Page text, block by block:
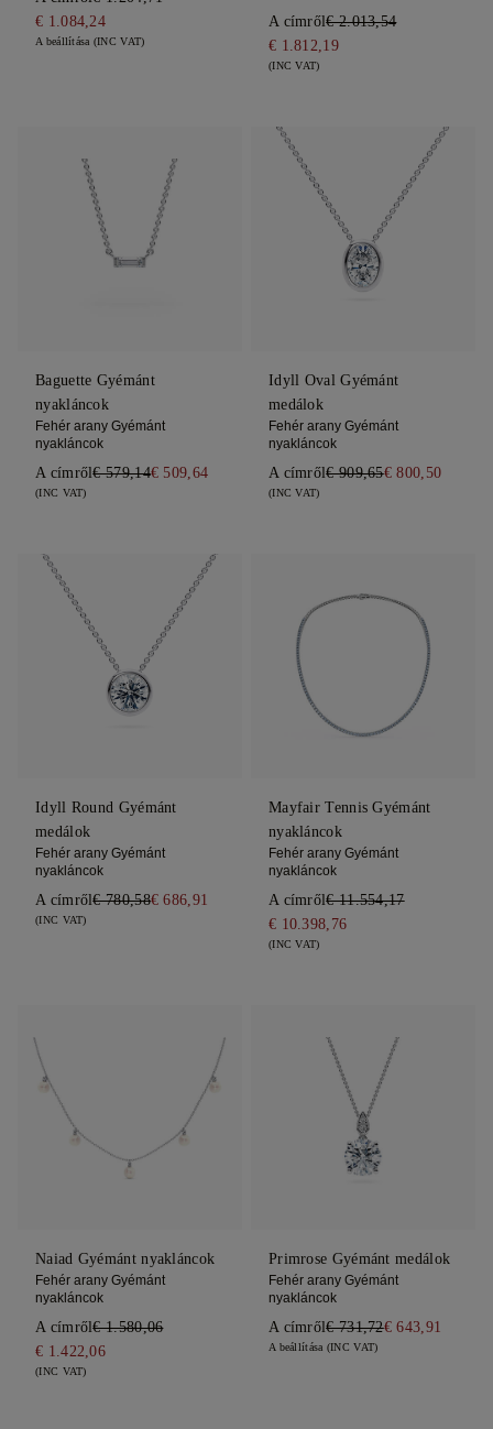
€ 1.084,24
A beállítása (INC VAT)
A címről€ 2.013,54
€ 1.812,19
(INC VAT)
Baguette Gyémánt
nyakláncok
Fehér arany Gyémánt
nyakláncok
A címről€ 579,14€ 509,64
(INC VAT)
Idyll Oval Gyémánt
medálok
Fehér arany Gyémánt
nyakláncok
A címről€ 909,65€ 800,50
(INC VAT)
Idyll Round Gyémánt
medálok
Fehér arany Gyémánt
nyakláncok
A címről€ 780,58€ 686,91
(INC VAT)
Mayfair Tennis Gyémánt
nyakláncok
Fehér arany Gyémánt
nyakláncok
A címről€ 11.554,17
€ 10.398,76
(INC VAT)
Naiad Gyémánt nyakláncok
Fehér arany Gyémánt
nyakláncok
A címről€ 1.580,06
€ 1.422,06
(INC VAT)
Primrose Gyémánt medálok
Fehér arany Gyémánt
nyakláncok
A címről€ 731,72€ 643,91
A beállítása (INC VAT)